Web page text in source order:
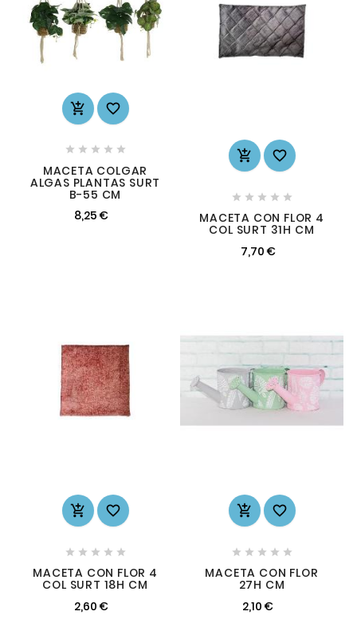
 
    
MACETA COLGAR
ALGAS PLANTAS SURT
B-55 CM
8,25 €
 
    
MACETA CON FLOR 4
COL SURT 31H CM
7,70 €
 
    
MACETA CON FLOR 4
COL SURT 18H CM
2,60 €
 
    
MACETA CON FLOR
27H CM
2,10 €